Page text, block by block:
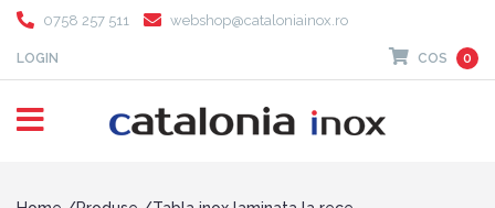
0758 257 511 webshop@cataloniainox.ro
LOGIN COS 0